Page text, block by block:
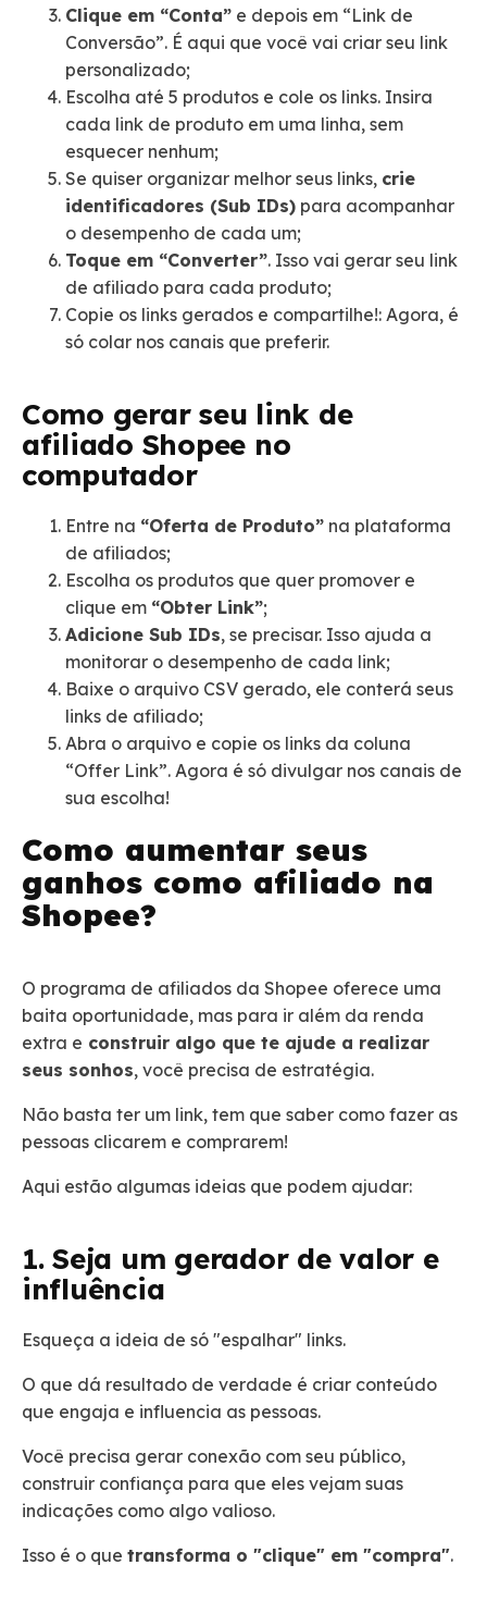
Clique em “Conta” e depois em “Link de
Conversão”. É aqui que você vai criar seu link
personalizado;
Escolha até 5 produtos e cole os links. Insira
cada link de produto em uma linha, sem
esquecer nenhum;
Se quiser organizar melhor seus links, crie
identificadores (Sub IDs) para acompanhar
o desempenho de cada um;
Toque em “Converter”. Isso vai gerar seu link
de afiliado para cada produto;
Copie os links gerados e compartilhe!: Agora, é
só colar nos canais que preferir.
Como gerar seu link de
afiliado Shopee no
computador
Entre na “Oferta de Produto” na plataforma
de afiliados;
Escolha os produtos que quer promover e
clique em “Obter Link”;
Adicione Sub IDs, se precisar. Isso ajuda a
monitorar o desempenho de cada link;
Baixe o arquivo CSV gerado, ele conterá seus
links de afiliado;
Abra o arquivo e copie os links da coluna
“Offer Link”. Agora é só divulgar nos canais de
sua escolha!
Como aumentar seus
ganhos como afiliado na
Shopee?
O programa de afiliados da Shopee oferece uma
baita oportunidade, mas para ir além da renda
extra e construir algo que te ajude a realizar
seus sonhos, você precisa de estratégia.
Não basta ter um link, tem que saber como fazer as
pessoas clicarem e comprarem!
Aqui estão algumas ideias que podem ajudar:
1. Seja um gerador de valor e
influência
Esqueça a ideia de só "espalhar" links.
O que dá resultado de verdade é criar conteúdo
que engaja e influencia as pessoas.
Você precisa gerar conexão com seu público,
construir confiança para que eles vejam suas
indicações como algo valioso.
Isso é o que transforma o "clique" em "compra".